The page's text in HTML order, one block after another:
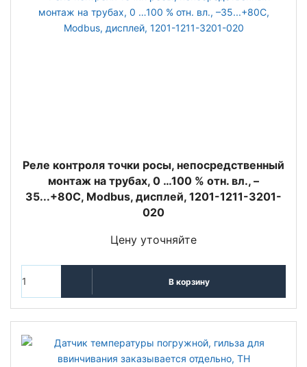
Реле контроля точки росы, непосредственный
монтаж на трубах, 0 …100 % отн. вл., –
35...+80C, Modbus, дисплей, 1201-1211-3201-
020
Цену уточняйте
В корзину